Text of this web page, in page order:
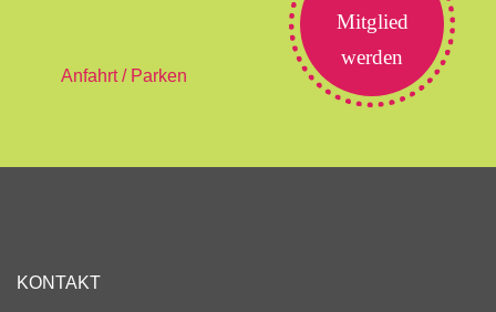
Anfahrt / Parken
Mitglied
werden
KONTAKT